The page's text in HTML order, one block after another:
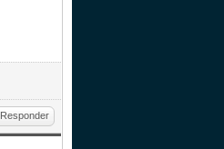
Responder